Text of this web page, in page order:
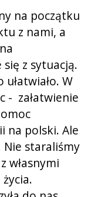
na początku
z nami, a
z sytuacją.
W
- załatwienie
na polski. Ale
staraliśmy
własnymi